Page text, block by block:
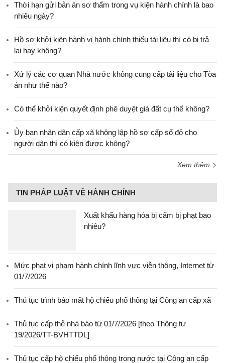
Thời hạn gửi bản án sơ thẩm trong vụ kiện hành chính là bao
nhiêu ngày?
Hồ sơ khởi kiện hành vi hành chính thiếu tài liệu thì có bị trả
lại hay không?
Xử lý các cơ quan Nhà nước không cung cấp tài liệu cho Tòa
án như thế nào?
Có thể khởi kiện quyết định phê duyệt giá đất cụ thể không?
Ủy ban nhân dân cấp xã không lập hồ sơ cấp sổ đỏ cho
người dân thì có kiện được không?
Xem thêm
TIN PHÁP LUẬT VỀ HÀNH CHÍNH
Xuất khẩu hàng hóa bị cấm bị phạt bao
nhiêu?
Mức phạt vi phạm hành chính lĩnh vực viễn thông, Internet từ
01/7/2026
Thủ tục trình báo mất hộ chiếu phổ thông tại Công an cấp xã
Thủ tục cấp thẻ nhà báo từ 01/7/2026 [theo Thông tư
19/2026/TT-BVHTTDL]
Thủ tục cấp hộ chiếu phổ thông trong nước tại Công an cấp